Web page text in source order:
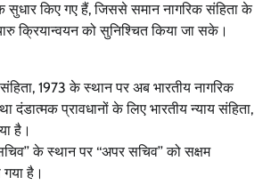
सुधार किए गए हैं, जिससे समान नागरिक संहिता के
क्रियान्वयन को सुनिश्चित किया जा सके।
1973 के स्थान पर अब भारतीय नागरिक
दंडात्मक प्रावधानों के लिए भारतीय न्याय संहिता,
है।
के स्थान पर ‘‘अपर सचिव’’ को सक्षम
गया है।